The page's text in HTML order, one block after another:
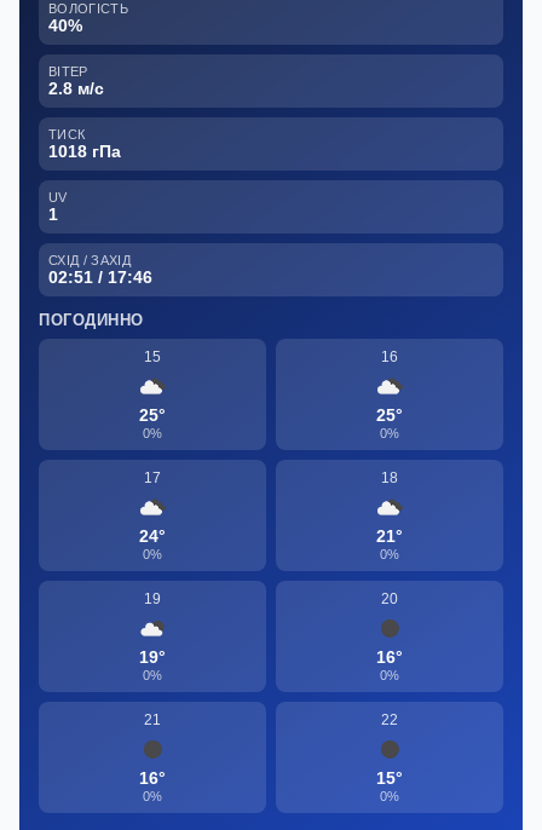
ВОЛОГІСТЬ
40%
ВІТЕР
2.8 м/с
ТИСК
1018 гПа
UV
1
СХІД / ЗАХІД
02:51 / 17:46
ПОГОДИННО
15
25°
0%
16
25°
0%
17
24°
0%
18
21°
0%
19
19°
0%
20
16°
0%
21
16°
0%
22
15°
0%